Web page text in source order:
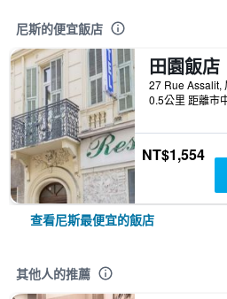
尼斯的便宜飯店
田園飯店
27 Rue Assalit,
0.5公里 距離市
NT$1,554
查看尼斯最便宜的飯店
其他人的推薦